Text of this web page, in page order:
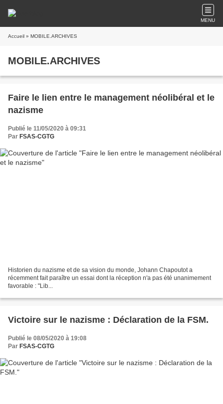
MENU
Accueil » MOBILE.ARCHIVES
MOBILE.ARCHIVES
Faire le lien entre le management néolibéral et le
nazisme
Publié le 11/05/2020 à 09:31
Par FSAS-CGTG
Historien du nazisme et de sa vision du monde, Johann Chapoutot a
récemment fait paraître un essai dont la réception n'a pas été unanimement
favorable : "Lib...
Victoire sur le nazisme : Déclaration de la FSM.
Publié le 08/05/2020 à 19:08
Par FSAS-CGTG